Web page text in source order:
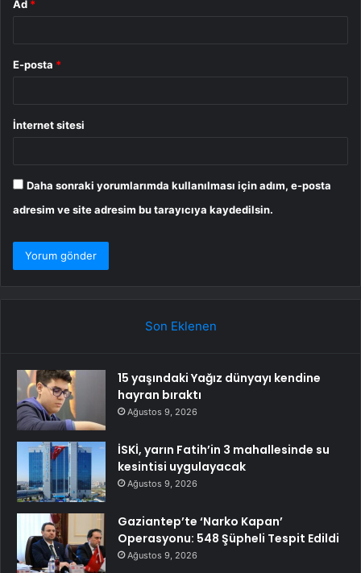
Ad *
E-posta *
İnternet sitesi
Daha sonraki yorumlarımda kullanılması için adım, e-posta
adresim ve site adresim bu tarayıcıya kaydedilsin.
Son Eklenen
15 yaşındaki Yağız dünyayı kendine
hayran bıraktı
Ağustos 9, 2026
İSKİ, yarın Fatih’in 3 mahallesinde su
kesintisi uygulayacak
Ağustos 9, 2026
Gaziantep’te ‘Narko Kapan’
Operasyonu: 548 Şüpheli Tespit Edildi
Ağustos 9, 2026